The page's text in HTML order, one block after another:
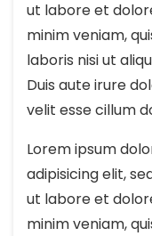
ut labore et
minim veniam,
laboris nisi ut
Duis aute irure
velit esse cillum
Lorem ipsum
adipisicing elit,
ut labore et
minim veniam,